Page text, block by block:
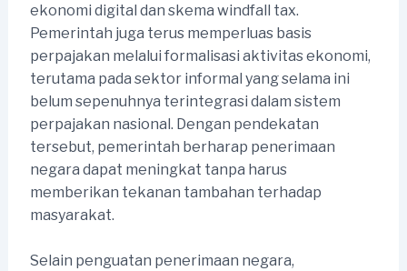
ekonomi digital dan skema windfall tax.
Pemerintah juga terus memperluas basis
perpajakan melalui formalisasi aktivitas ekonomi,
terutama pada sektor informal yang selama ini
belum sepenuhnya terintegrasi dalam sistem
perpajakan nasional. Dengan pendekatan
tersebut, pemerintah berharap penerimaan
negara dapat meningkat tanpa harus
memberikan tekanan tambahan terhadap
masyarakat.
Selain penguatan penerimaan negara,